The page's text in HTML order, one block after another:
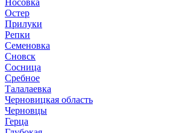
Носовка
Остер
Прилуки
Репки
Семеновка
Сновск
Сосница
Сребное
Талалаевка
Черновицкая область
Черновцы
Герца